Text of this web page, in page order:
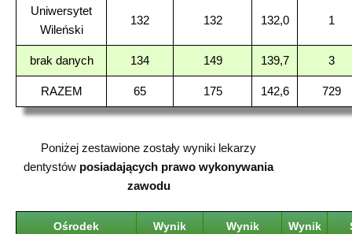
Uniwersytet
Wileński
132 132 132,0 1
brak danych 134 149 139,7 3
RAZEM 65 175 142,6 729
Poniżej zestawione zostały wyniki lekarzy
dentystów posiadających prawo wykonywania
zawodu
Ośrodek
Wynik
Wynik
Wynik